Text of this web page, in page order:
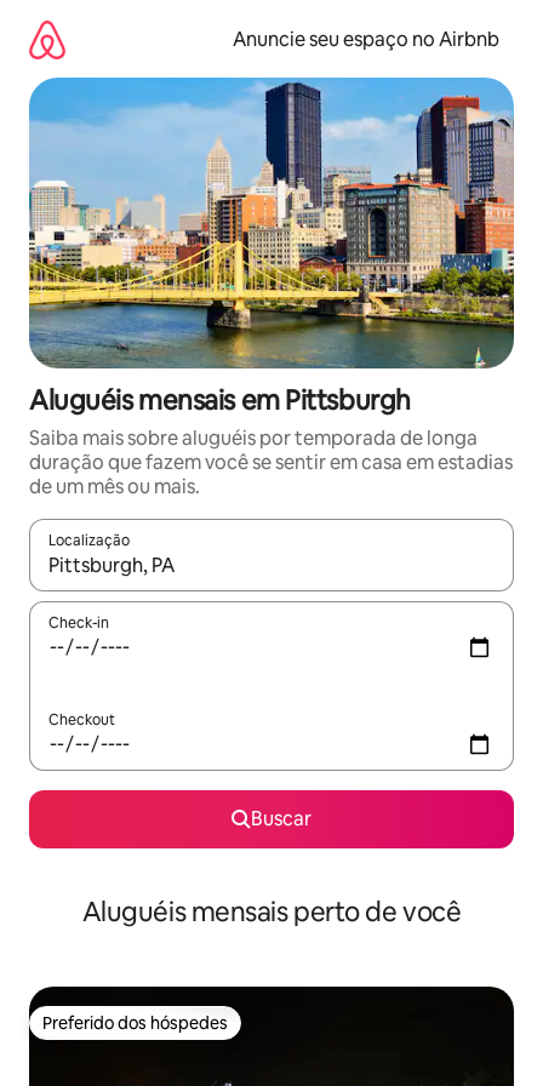
para
conteúdo
Anuncie seu espaço no Airbnb
Aluguéis mensais em Pittsburgh
Saiba mais sobre aluguéis por temporada de longa
duração que fazem você se sentir em casa em estadias
de um mês ou mais.
Localização
Quando os resultados estiverem disponíveis, explore-os
Check-in
Checkout
Buscar
Aluguéis mensais perto de você
Preferido dos hóspedes
Preferido dos hóspedes